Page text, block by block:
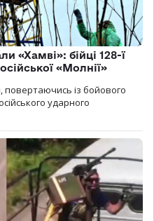
«Хамві»: бійці 128-ї
«Молнії»
повертаючись із бойового
ударного